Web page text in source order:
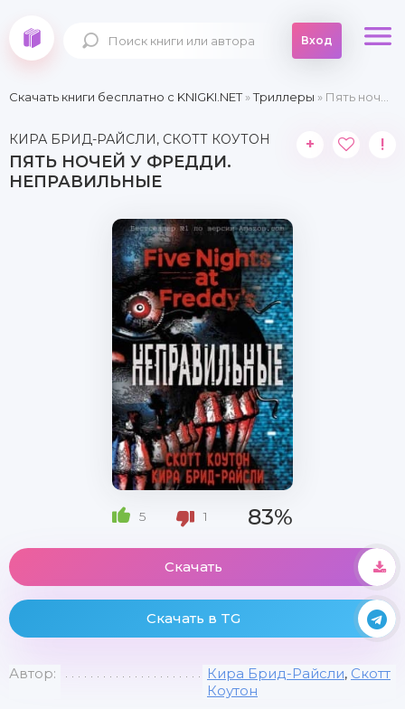
Вход
Скачать книги бесплатно c KNIGKI.NET»Триллеры » Пять ночей у Фредди. Неправильные
КИРА БРИД-РАЙСЛИ, СКОТТ КОУТОН
ПЯТЬ НОЧЕЙ У ФРЕДДИ.
НЕПРАВИЛЬНЫЕ
+ !
5 1 83%
Скачать
Скачать в TG
Автор: Кира Брид-Райсли, Скотт
Коутон